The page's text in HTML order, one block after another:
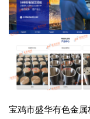
宝鸡市盛华有色金